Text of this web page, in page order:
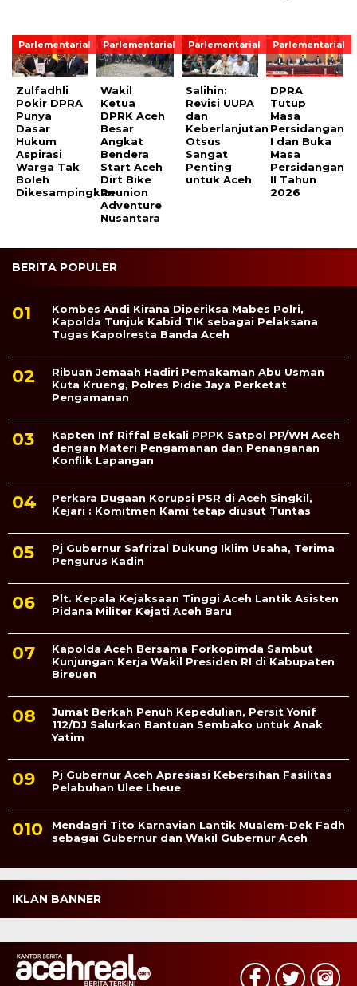
Parlementarial
Zulfadhli
Pokir DPRA
Punya
Dasar
Hukum
Aspirasi
Warga Tak
Boleh
Dikesampingkan
Parlementarial
Wakil
Ketua
DPRK Aceh
Besar
Angkat
Bendera
Start Aceh
Dirt Bike
Reunion
Adventure
Nusantara
Parlementarial
Salihin:
Revisi UUPA
dan
Keberlanjutan
Otsus
Sangat
Penting
untuk Aceh
Parlementarial
DPRA
Tutup
Masa
Persidangan
I dan Buka
Masa
Persidangan
II Tahun
2026
BERITA POPULER
Kombes Andi Kirana Diperiksa Mabes Polri,
Kapolda Tunjuk Kabid TIK sebagai Pelaksana
Tugas Kapolresta Banda Aceh
Ribuan Jemaah Hadiri Pemakaman Abu Usman
Kuta Krueng, Polres Pidie Jaya Perketat
Pengamanan
Kapten Inf Riffal Bekali PPPK Satpol PP/WH Aceh
dengan Materi Pengamanan dan Penanganan
Konflik Lapangan
Perkara Dugaan Korupsi PSR di Aceh Singkil,
Kejari : Komitmen Kami tetap diusut Tuntas
Pj Gubernur Safrizal Dukung Iklim Usaha, Terima
Pengurus Kadin
Plt. Kepala Kejaksaan Tinggi Aceh Lantik Asisten
Pidana Militer Kejati Aceh Baru
Kapolda Aceh Bersama Forkopimda Sambut
Kunjungan Kerja Wakil Presiden RI di Kabupaten
Bireuen
Jumat Berkah Penuh Kepedulian, Persit Yonif
112/DJ Salurkan Bantuan Sembako untuk Anak
Yatim
Pj Gubernur Aceh Apresiasi Kebersihan Fasilitas
Pelabuhan Ulee Lheue
Mendagri Tito Karnavian Lantik Mualem-Dek Fadh
sebagai Gubernur dan Wakil Gubernur Aceh
IKLAN BANNER